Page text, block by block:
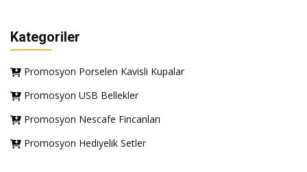
Kategoriler
Promosyon Porselen Kavisli Kupalar
Promosyon USB Bellekler
Promosyon Nescafe Fincanları
Promosyon Hediyelik Setler